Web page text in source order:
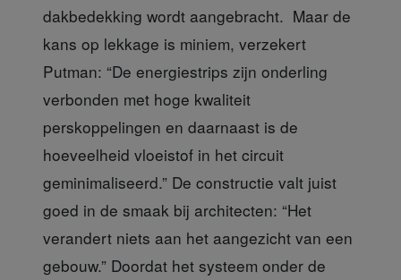
dakbedekking wordt aangebracht. Maar de
kans op lekkage is miniem, verzekert
Putman: “De energiestrips zijn onderling
verbonden met hoge kwaliteit
perskoppelingen en daarnaast is de
hoeveelheid vloeistof in het circuit
geminimaliseerd.” De constructie valt juist
goed in de smaak bij architecten: “Het
verandert niets aan het aangezicht van een
gebouw.” Doordat het systeem onder de